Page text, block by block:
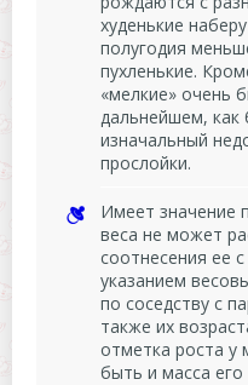
худенькие
полугодия
пухленькие.
«мелкие» очень
дальнейшем, как
изначальный
прослойки.
Имеет значение
веса не может
соотнесения ее
указанием
по соседству с
также их
отметка роста
быть и масса его